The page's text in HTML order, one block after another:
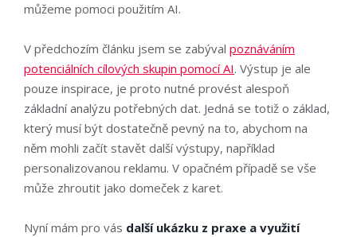
můžeme pomoci použitím AI.
V předchozím článku jsem se zabýval poznáváním
potenciálních cílových skupin pomocí AI. Výstup je ale
pouze inspirace, je proto nutné provést alespoň
základní analýzu potřebných dat. Jedná se totiž o základ,
který musí být dostatečně pevný na to, abychom na
něm mohli začít stavět další výstupy, například
personalizovanou reklamu. V opačném případě se vše
může zhroutit jako domeček z karet.
Nyní mám pro vás další ukázku z praxe a využití